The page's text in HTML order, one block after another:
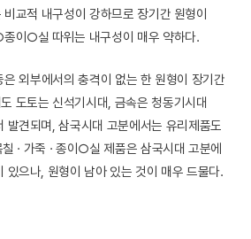
비교적 내구성이 강하므로 장기간 원형이
이○실 따위는 내구성이 매우 약하다.
은 외부에서의 충격이 없는 한 원형이 장기간
도토는 신석기시대, 금속은 청동기시대
발견되며, 삼국시대 고분에서는 유리제품도
· 가죽 · 종이○실 제품은 삼국시대 고분에
있으나, 원형이 남아 있는 것이 매우 드물다.